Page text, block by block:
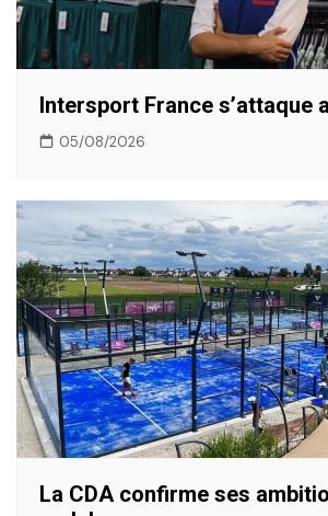
Intersport France s’attaque
05/08/2026
La CDA confirme ses